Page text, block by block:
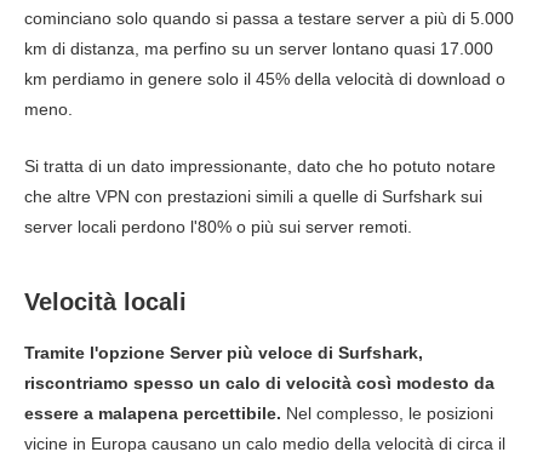
Download
Canada
Upload
Ping
Brasile
217.91 Mbps
237.15 Mbps
138.84 Mbps
43 ms
175.09 Mbps
46.30 Mbps
50 ms
80.67
cominciano solo quando si passa a testare server a più di 5.000
km di distanza, ma perfino su un server lontano quasi 17.000
km perdiamo in genere solo il 45% della velocità di download o
meno.
Si tratta di un dato impressionante, dato che ho potuto notare
che altre VPN con prestazioni simili a quelle di Surfshark sui
server locali perdono l'80% o più sui server remoti.
Velocità locali
Tramite l'opzione Server più veloce di Surfshark,
riscontriamo spesso un calo di velocità così modesto da
essere a malapena percettibile. Nel complesso, le posizioni
vicine in Europa causano un calo medio della velocità di circa il